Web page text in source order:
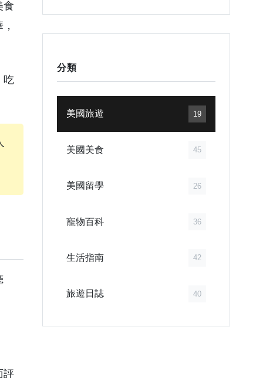
食
吃
評
分類
美國旅遊 19
美國美食 45
美國留學 26
寵物百科 36
生活指南 42
旅遊日誌 40